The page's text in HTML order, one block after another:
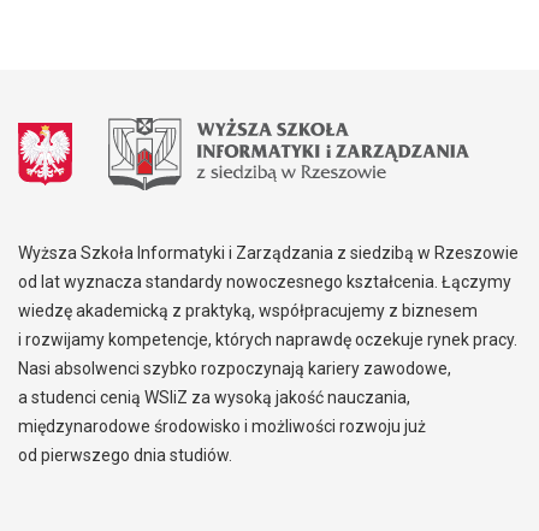
Wyższa Szkoła Informatyki i Zarządzania z siedzibą w Rzeszowie
od lat wyznacza standardy nowoczesnego kształcenia. Łączymy
wiedzę akademicką z praktyką, współpracujemy z biznesem
i rozwijamy kompetencje, których naprawdę oczekuje rynek pracy.
Nasi absolwenci szybko rozpoczynają kariery zawodowe,
a studenci cenią WSIiZ za wysoką jakość nauczania,
międzynarodowe środowisko i możliwości rozwoju już
od pierwszego dnia studiów.